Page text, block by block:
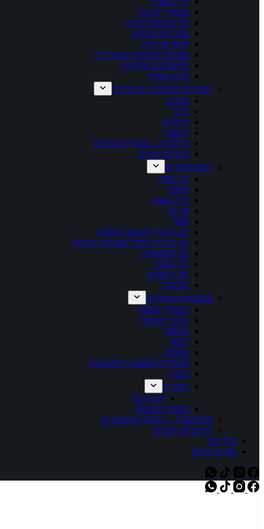
מכשירי כתיבה
כלי שרטוט וחיתוך
מחדדים ומחקים
קלסרים ותיוק
עטיפות ומדבקות משרדיות
מחשבונים ומילוניות
מיכון משרדי
אביזרים למסיבות וימי הולדת
בלונים
נרות
זיקוקים
קונפטי
גרילנדות – מוארות וסרטים
מוצרים זוהרים
חגים ומועדים
חגי תשרי
חנוכה
ט"ו בשבט
פורים
פסח
יום הזיכרון לשואה ולגבורה
יום הזיכרון לחללי מערכות ישראל
יום העצמאות
ל"ג בעומר
יום ירושלים
שבועות
צעצועים ומשחקים
משחקי קופסא
אתגרי חשיבה
מונופול
קטאן
פאזלים
משחקים לפעוטות וקטנטנים
בובות
מכוניות
הוט ווילס
משחקי מגנטים
סובלימציה – הדפסה על מוצרים
ריהוט לגן ולכיתה
צרו קשר
אודות ימיניס